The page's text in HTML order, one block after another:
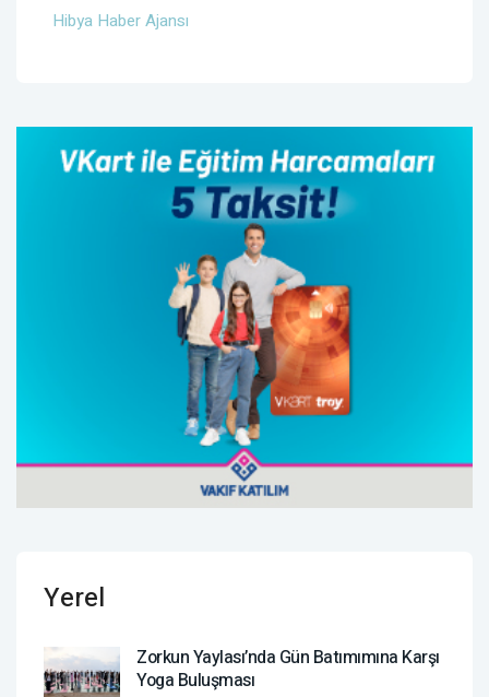
Hibya Haber Ajansı
Yerel
Zorkun Yaylası’nda Gün Batımımına Karşı
Yoga Buluşması